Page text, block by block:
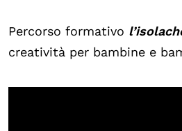
Percorso formativo
creatività per bambine e